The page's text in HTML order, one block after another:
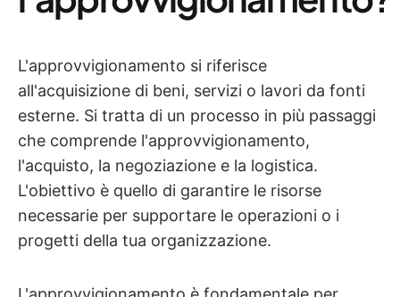
L'approvvigionamento si riferisce
all'acquisizione di beni, servizi o lavori da fonti
esterne. Si tratta di un processo in più passaggi
che comprende l'approvvigionamento,
l'acquisto, la negoziazione e la logistica.
L'obiettivo è quello di garantire le risorse
necessarie per supportare le operazioni o i
progetti della tua organizzazione.